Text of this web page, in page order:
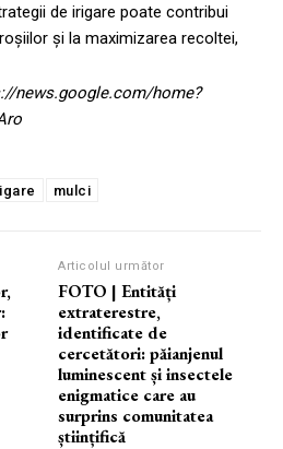
de irigare poate contribui
și la maximizarea recoltei,
news.google.com/home?
mulci
Articolul următor
FOTO | Entități
extraterestre,
identificate de
cercetători: păianjenul
luminescent și insectele
enigmatice care au
surprins comunitatea
științifică